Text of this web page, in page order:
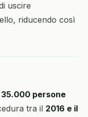
uscire
riducendo così
35.000 persone
tra il 2016 e il